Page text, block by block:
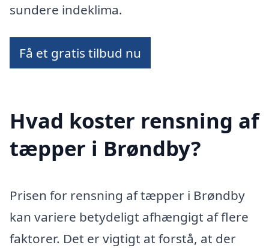
sundere indeklima.
Få et gratis tilbud nu
Hvad koster rensning af
tæpper i Brøndby?
Prisen for rensning af tæpper i Brøndby
kan variere betydeligt afhængigt af flere
faktorer. Det er vigtigt at forstå, at der